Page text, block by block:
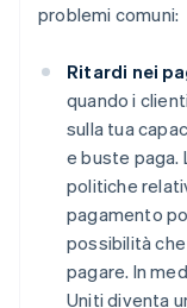
problemi comuni:
Ritardi nei
quando i
sulla tua
e buste paga.
politiche
pagamento
possibilità
pagare. In
Uniti diventa